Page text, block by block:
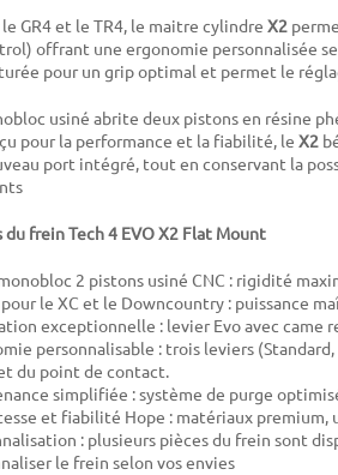
GR4 et le TR4, le maitre cylindre X2
offrant une ergonomie personnalisée
pour un grip optimal et permet le
usiné abrite deux pistons en résine
pour la performance et la fiabilité, le X2
port intégré, tout en conservant la
frein Tech 4 EVO X2 Flat Mount
2 pistons usiné CNC : rigidité
le XC et le Downcountry : puissance
exceptionnelle : levier Evo avec came
personnalisable : trois leviers
du point de contact.
simplifiée : système de purge
et fiabilité Hope : matériaux premium,
: plusieurs pièces du frein sont
le frein selon vos envies